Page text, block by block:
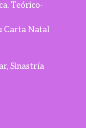
Teórico-
Carta Natal
Sinastría